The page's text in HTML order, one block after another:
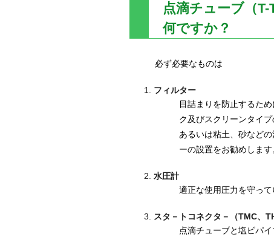
点滴チューブ（
何ですか？
必ず必要なものは
フィルター
目詰まりを防止するた
ク及びスクリーンタイ
あるいは粘土、砂など
ーの設置をお勧めします
水圧計
適正な使用圧力を守って
スタ－トコネクタ－（TMC、
点滴チューブと塩ビパ